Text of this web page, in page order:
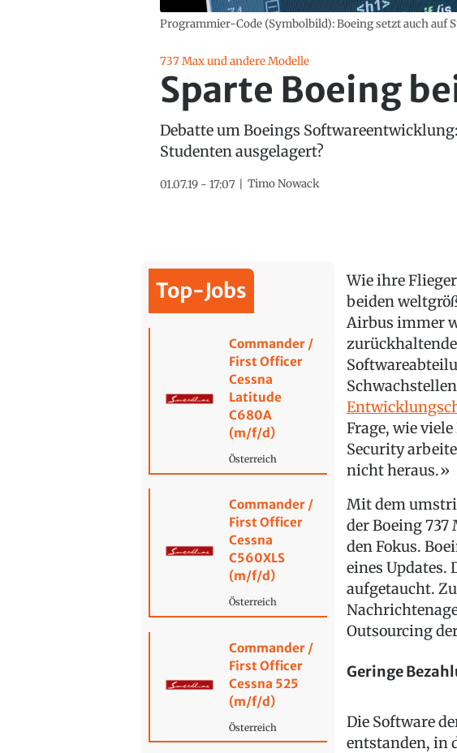
Programmier-Code (Symbolbild): Boeing setzt auch auf
737 Max und andere Modelle
Sparte Boeing
Debatte um Boeings
Studenten ausgelagert?
01.07.19 - 17:07 Timo Nowack
Top-Jobs
Commander /
First Officer
Cessna
Latitude
C680A
(m/f/d)
Österreich
Commander /
First Officer
Cessna
C560XLS
(m/f/d)
Österreich
Commander /
First Officer
Cessna 525
(m/f/d)
Österreich
Wie ihre
beiden
Airbus immer
Frage, wie
Security
nicht heraus.»
Mit dem
der Boeing
den Fokus.
eines Updates.
aufgetaucht.
Outsourcing
Geringe
Die Software
entstanden, in